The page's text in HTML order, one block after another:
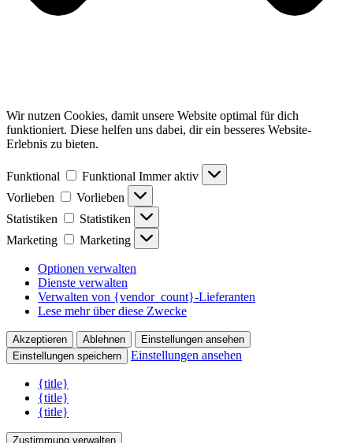
Wir nutzen Cookies, damit unsere Website optimal für dich
funktioniert. Diese helfen uns dabei, dir ein besseres Website-
Erlebnis zu bieten.
Funktional Funktional Immer aktiv
Vorlieben
Vorlieben
Statistiken
Statistiken
Marketing
Marketing
Optionen verwalten
Dienste verwalten
Verwalten von {vendor_count}-Lieferanten
Lese mehr über diese Zwecke
Akzeptieren Ablehnen
Einstellungen ansehen
Einstellungen speichern
Einstellungen ansehen
{title}
{title}
{title}
Zustimmung verwalten